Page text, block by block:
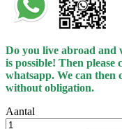
Do you live abroad and
is possible! Then please
whatsapp. We can then
without obligation.
Aantal